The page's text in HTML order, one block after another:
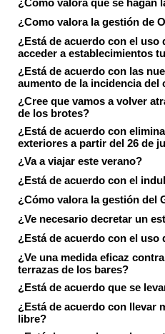
¿Cómo valora que se hagan
¿Como valora la gestión de
¿Está de acuerdo con el uso
acceder a establecimientos
¿Está de acuerdo con las
aumento de la incidencia del
¿Cree que vamos a volver
de los brotes?
¿Está de acuerdo con
exteriores a partir del 26 de
¿Va a viajar este verano?
¿Está de acuerdo con el
¿Cómo valora la gestión del
¿Ve necesario decretar un
¿Está de acuerdo con el
¿Ve una medida eficaz
terrazas de los bares?
¿Está de acuerdo que se
¿Está de acuerdo con llevar
libre?